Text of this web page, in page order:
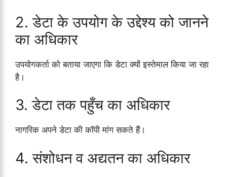
2. डेटा के उपयोग के उद्देश्य को जानने
का अधिकार
उपयोगकर्ता को बताया जाएगा कि डेटा क्यों इस्तेमाल किया जा रहा
है।
3. डेटा तक पहुँच का अधिकार
नागरिक अपने डेटा की कॉपी मांग सकते हैं।
4. संशोधन व अद्यतन का अधिकार